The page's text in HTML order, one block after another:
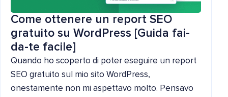
Come ottenere un report SEO
gratuito su WordPress [Guida fai-
da-te facile]
Quando ho scoperto di poter eseguire un report
SEO gratuito sul mio sito WordPress,
onestamente non mi aspettavo molto. Pensavo